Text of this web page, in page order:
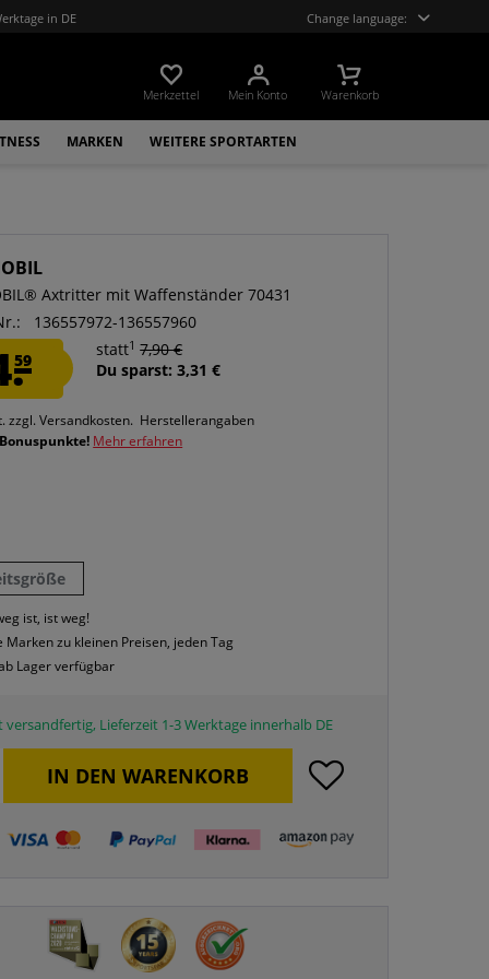
in DE Change language:
Merkzettel Mein Konto Warenkorb
MARKEN WEITERE SPORTARTEN
Axtritter mit Waffenständer 70431
136557972-136557960
59
statt1 7,90 €
Du sparst: 3,31 €
zzgl. Versandkosten. Herstellerangaben
Mehr erfahren
ist, ist weg!
Marken zu kleinen Preisen, jeden Tag
Lager verfügbar
versandfertig, Lieferzeit 1-3 Werktage innerhalb DE
IN DEN WARENKORB